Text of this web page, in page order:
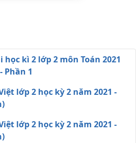
kì 2 lớp 2 môn Toán 2021
Phần 1
lớp 2 học kỳ 2 năm 2021 -
lớp 2 học kỳ 2 năm 2021 -